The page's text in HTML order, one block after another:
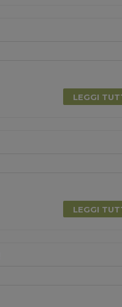
LEGGI
LEGGI